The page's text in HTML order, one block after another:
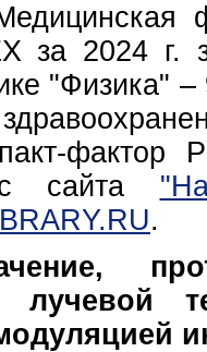
за 2024 г.
"Физика"
сайта
.
лучевой